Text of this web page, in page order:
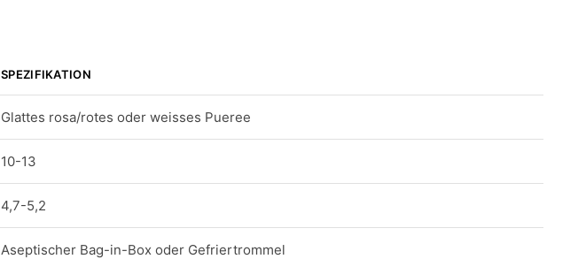
SPEZIFIKATION
Glattes rosa/rotes oder weisses Pueree
10-13
4,7-5,2
Aseptischer Bag-in-Box oder Gefriertrommel